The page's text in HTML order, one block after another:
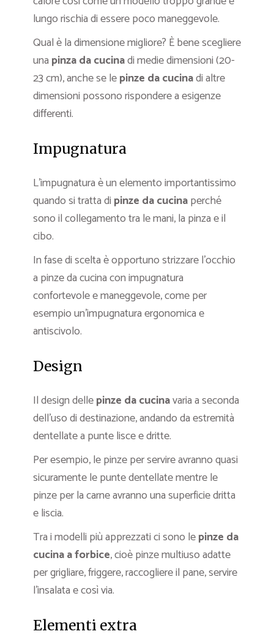
lungo rischia di essere poco maneggevole.
Qual è la dimensione migliore? È bene scegliere
una pinza da cucinadi medie dimensioni (20-
23 cm), anche se lepinze da cucinadi altre
dimensioni possono rispondere a esigenze
differenti.
Impugnatura
L’impugnatura è un elemento importantissimo
quando si tratta di pinze da cucinaperché
sono il collegamento tra le mani, la pinza e il
cibo.
In fase di scelta è opportuno strizzare l’occhio
a pinze da cucina con impugnatura
confortevole e maneggevole, come per
esempio un’impugnatura ergonomica e
antiscivolo.
Design
Il design dellepinze da cucinavaria a seconda
dell’uso di destinazione, andando da estremità
dentellate a punte lisce e dritte.
Per esempio, le pinze per servire avranno quasi
sicuramente le punte dentellate mentre le
pinze per la carne avranno una superficie dritta
e liscia.
Tra i modelli più apprezzati ci sono lepinze da
cucina a forbice, cioè pinze multiuso adatte
per grigliare, friggere, raccogliere il pane, servire
l’insalata e così via.
Elementi extra